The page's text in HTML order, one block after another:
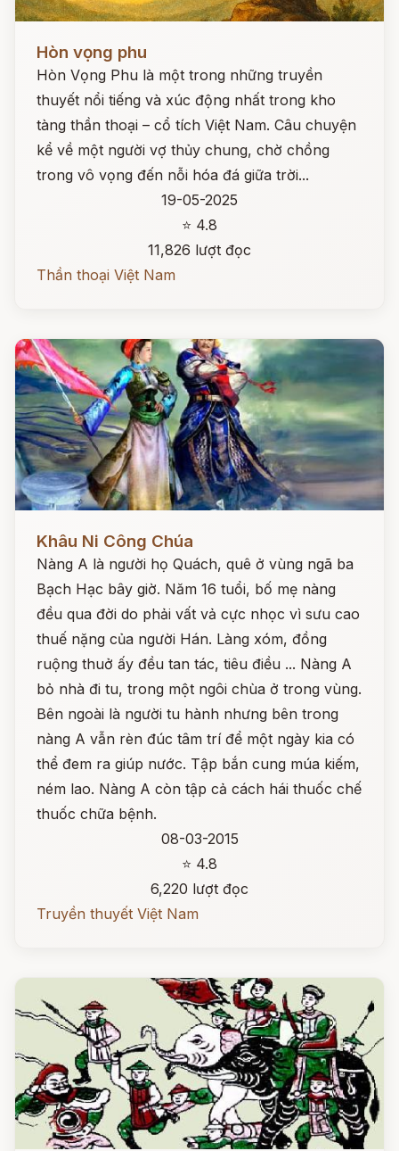
Hòn vọng phu
Hòn Vọng Phu là một trong những truyền
thuyết nổi tiếng và xúc động nhất trong kho
tàng thần thoại – cổ tích Việt Nam. Câu chuyện
kể về một người vợ thủy chung, chờ chồng
trong vô vọng đến nỗi hóa đá giữa trời...
19-05-2025
⭐ 4.8
11,826 lượt đọc
Thần thoại Việt Nam
Khâu Ni Công Chúa
Nàng A là người họ Quách, quê ở vùng ngã ba
Bạch Hạc bây giờ. Năm 16 tuổi, bố mẹ nàng
đều qua đời do phải vất vả cực nhọc vì sưu cao
thuế nặng của người Hán. Làng xóm, đồng
ruộng thuở ấy đều tan tác, tiêu điều ... Nàng A
bỏ nhà đi tu, trong một ngôi chùa ở trong vùng.
Bên ngoài là người tu hành nhưng bên trong
nàng A vẫn rèn đúc tâm trí để một ngày kia có
thể đem ra giúp nước. Tập bắn cung múa kiếm,
ném lao. Nàng A còn tập cả cách hái thuốc chế
thuốc chữa bệnh.
08-03-2015
⭐ 4.8
6,220 lượt đọc
Truyền thuyết Việt Nam